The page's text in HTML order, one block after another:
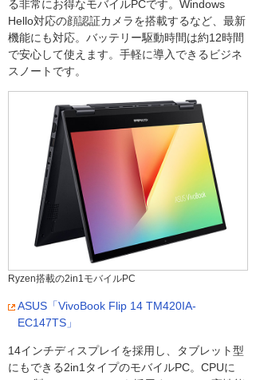
る非常にお得なモバイルPCです。Windows
Hello対応の顔認証カメラを搭載するなど、最新
機能にも対応。バッテリー駆動時間は約12時間
で安心して使えます。手軽に導入できるビジネ
スノートです。
Ryzen搭載の2in1モバイルPC
ASUS「VivoBook Flip 14 TM420IA-
EC147TS」
14インチディスプレイを採用し、タブレット型
にもできる2in1タイプのモバイルPC。CPUに